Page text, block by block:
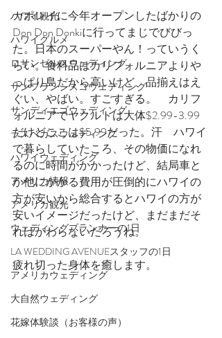
ハワイ観光
ハワイグルメ
ロサンゼルスウェディング
サンフランシスコウェディング
サンディエゴウェディング
ラスベガスウェディング
ハワイウェディング
アメリカ情報
アメリカ観光
ウェディングプランナーの1日
LA WEDDING AVENUEスタッフの1日
アメリカウェディング
大自然ウェディング
花嫁体験談（お客様の声）
カポレイに今年オープンしたばかりの
Don Don Donkiに行ってまじでびびっ
た。日本のスーパーやん！っていうく
らい。食料品はカリフォルニアよりや
っぱり島だから高いけど、品揃えはえ
ぐい、やばい。すごすぎる。　カリフ
ォルニアでヤクルトは大体$2.99-3.99
だけどここは$5.99だった。汗　ハワイ
で暮らしていたころ、その物価になれ
るのに時間がかかったけど、結局車と
か他にかかる費用が圧倒的にハワイの
方が安いから総合するとハワイの方が
安いイメージだったけど、まだまだそ
れはかわらないだろうね。
疲れ切った身体を癒します。